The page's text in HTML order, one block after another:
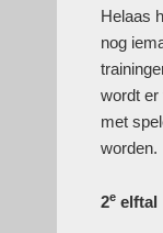
Helaas
nog
wordt er
met
worden.
2e elftal